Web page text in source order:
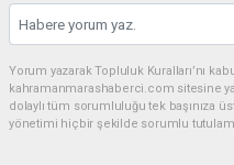
Yorum yazarak Topluluk Kuralları’nı
kahramanmarashaberci.com sitesine
dolaylı tüm sorumluluğu tek başınıza
yönetimi hiçbir şekilde sorumlu